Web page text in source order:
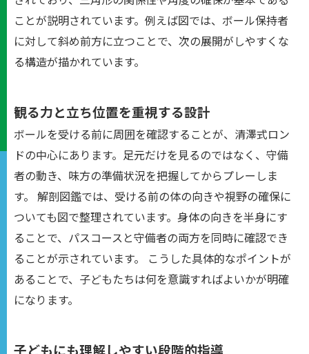
ことが説明されています。例えば図では、ボール保持者
に対して斜め前方に立つことで、次の展開がしやすくな
る構造が描かれています。
観る力と立ち位置を重視する設計
ボールを受ける前に周囲を確認することが、清澤式ロン
ドの中心にあります。足元だけを見るのではなく、守備
者の動き、味方の準備状況を把握してからプレーしま
す。 解剖図鑑では、受ける前の体の向きや視野の確保に
ついても図で整理されています。身体の向きを半身にす
ることで、パスコースと守備者の両方を同時に確認でき
ることが示されています。 こうした具体的なポイントが
あることで、子どもたちは何を意識すればよいかが明確
になります。
子どもにも理解しやすい段階的指導